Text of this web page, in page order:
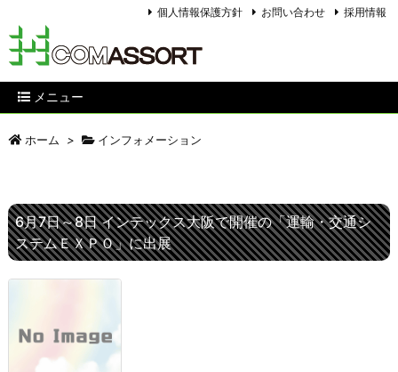
メニュー
個人情報保護方針 お問い合わせ 採用情報
ホーム > インフォメーション
6月7日～8日 インテックス大阪で開催の「運輸・交通シ
ステムＥＸＰＯ」に出展